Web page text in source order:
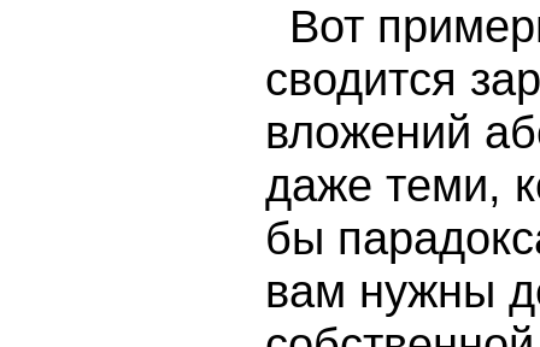
Вот
сводится
вложений
даже теми,
бы
вам нужны